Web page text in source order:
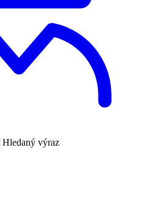
Hledaný výraz